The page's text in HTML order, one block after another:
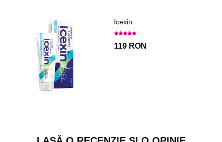
Icexin
119 RON